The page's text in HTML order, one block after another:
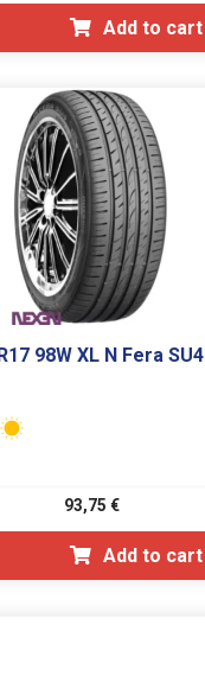
Add to cart
98W XL N Fera SU4
93,75 €
Add to cart